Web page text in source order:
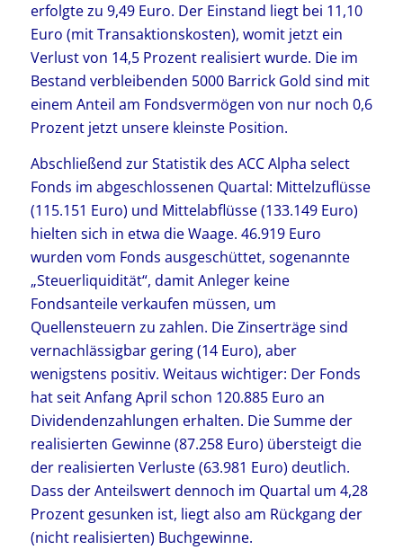
erfolgte zu 9,49 Euro. Der Einstand liegt bei 11,10
Euro (mit Transaktionskosten), womit jetzt ein
Verlust von 14,5 Prozent realisiert wurde. Die im
Bestand verbleibenden 5000 Barrick Gold sind mit
einem Anteil am Fondsvermögen von nur noch 0,6
Prozent jetzt unsere kleinste Position.
Abschließend zur Statistik des ACC Alpha select
Fonds im abgeschlossenen Quartal: Mittelzuflüsse
(115.151 Euro) und Mittelabflüsse (133.149 Euro)
hielten sich in etwa die Waage. 46.919 Euro
wurden vom Fonds ausgeschüttet, sogenannte
„Steuerliquidität“, damit Anleger keine
Fondsanteile verkaufen müssen, um
Quellensteuern zu zahlen. Die Zinserträge sind
vernachlässigbar gering (14 Euro), aber
wenigstens positiv. Weitaus wichtiger: Der Fonds
hat seit Anfang April schon 120.885 Euro an
Dividendenzahlungen erhalten. Die Summe der
realisierten Gewinne (87.258 Euro) übersteigt die
der realisierten Verluste (63.981 Euro) deutlich.
Dass der Anteilswert dennoch im Quartal um 4,28
Prozent gesunken ist, liegt also am Rückgang der
(nicht realisierten) Buchgewinne.